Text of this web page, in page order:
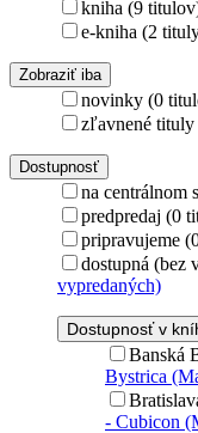
kniha (9
e-kniha (2
Zobraziť iba
novinky (0
zľavnené
Dostupnosť
na centrálnom
predpredaj (0
pripravujeme
dostupná (bez
vypredaných)
Dostupnosť v
Banská
Bystrica
- Cubicon